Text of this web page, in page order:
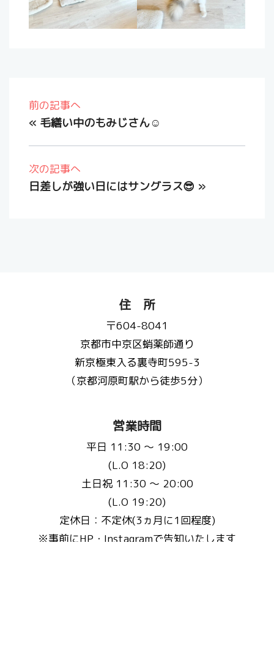
前の記事へ
« 毛繕い中のもみじさん☺️
次の記事へ
日差しが強い日にはサングラス😎 »
住 所
〒604-8041
京都市中京区蛸薬師通り
新京極東入る裏寺町595-3
（京都河原町駅から徒歩5分）
営業時間
平日 11:30 〜 19:00
(L.O 18:20)
土日祝 11:30 〜 20:00
(L.O 19:20)
定休日：不定休(3ヵ月に1回程度)
※事前にHP・Instagramで告知いたします